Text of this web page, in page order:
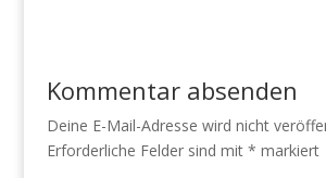
Kommentar absenden
Deine E-Mail-Adresse wird nicht
Erforderliche Felder sind mit * markiert